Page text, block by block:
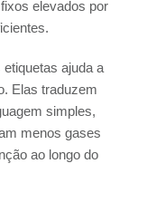
elevados por
ajuda a
Elas traduzem
simples,
menos gases
ao longo do